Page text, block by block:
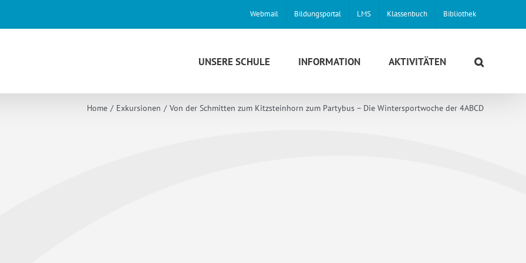
Webmail Bildungsportal LMS Klassenbuch Bibliothek
UNSERE SCHULE INFORMATION AKTIVITÄTEN
Home Exkursionen Von der Schmitten zum Kitzsteinhorn zum Partybus – Die Wintersportwoche der 4ABCD